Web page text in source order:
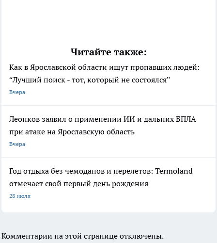
Читайте также:
Как в Ярославской области ищут пропавших людей:
“Лучший поиск - тот, который не состоялся”
Вчера
Леонков заявил о применении ИИ и дальних БПЛА
при атаке на Ярославскую область
Вчера
Год отдыха без чемоданов и перелетов: Termoland
отмечает свой первый день рождения
28 июля
Комментарии на этой странице отключены.